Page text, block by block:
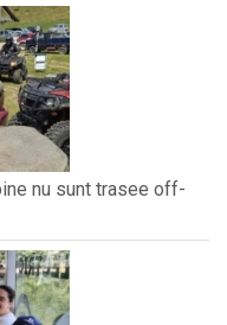
nu sunt trasee off-